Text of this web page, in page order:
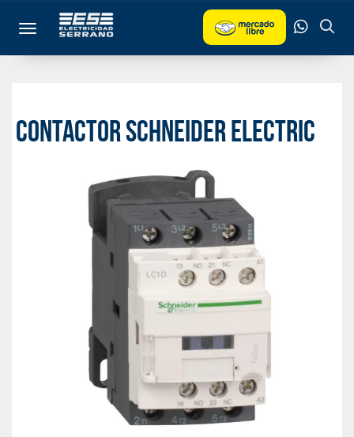
Toggle navigation
CONTACTOR SCHNEIDER ELECTRIC